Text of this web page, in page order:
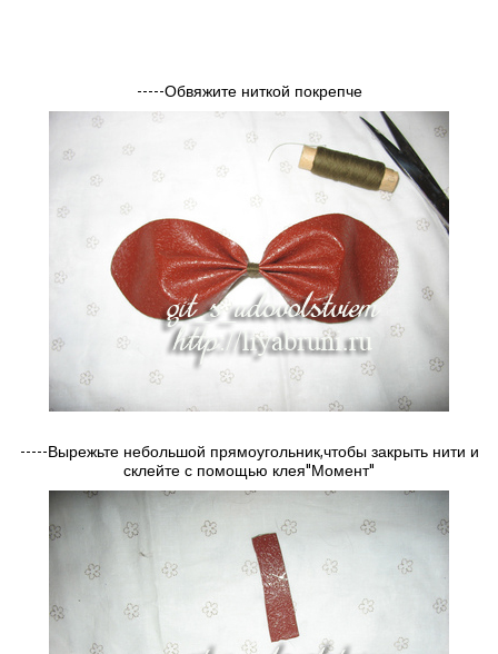
-----Обвяжите ниткой покрепче
-----Вырежьте небольшой прямоугольник,чтобы закрыть нити и
склейте с помощью клея"Момент"